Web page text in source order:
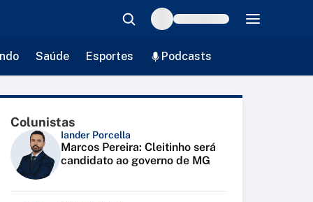
Saúde Esportes Podcasts
Colunistas
Iander Porcella
Marcos Pereira: Cleitinho será
candidato ao governo de MG